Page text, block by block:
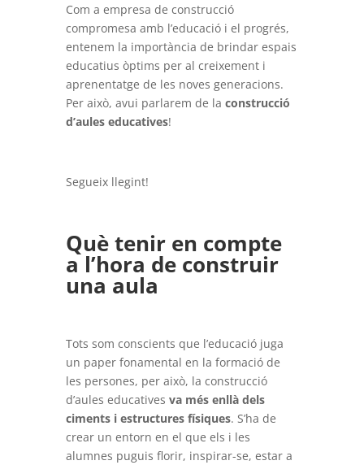
Com a empresa de construcció
compromesa amb l’educació i el progrés,
entenem la importància de brindar espais
educatius òptims per al creixement i
aprenentatge de les noves generacions.
Per això, avui parlarem de la construcció
d’aules educatives!
Segueix llegint!
Què tenir en compte
a l’hora de construir
una aula
Tots som conscients que l’educació juga
un paper fonamental en la formació de
les persones, per això, la construcció
d’aules educatives va més enllà dels
ciments i estructures físiques. S’ha de
crear un entorn en el que els i les
alumnes puguis florir, inspirar-se, estar a